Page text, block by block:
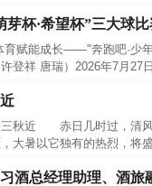
芽杯·希望杯”三大球
育赋能成长——"奔跑吧·少
祥 唐瑞）2026年7月27日
近 赤日几时过，清风无
，大暑以它独有的热烈，
酒总经理助理、酒旅